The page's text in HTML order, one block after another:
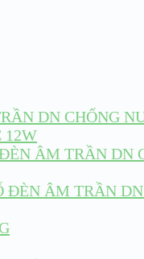
DN CHỐNG
12W
ÂM TRẦN DN
ĐÈN ÂM TRẦN